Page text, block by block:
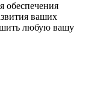
обеспечения
ваших
любую вашу